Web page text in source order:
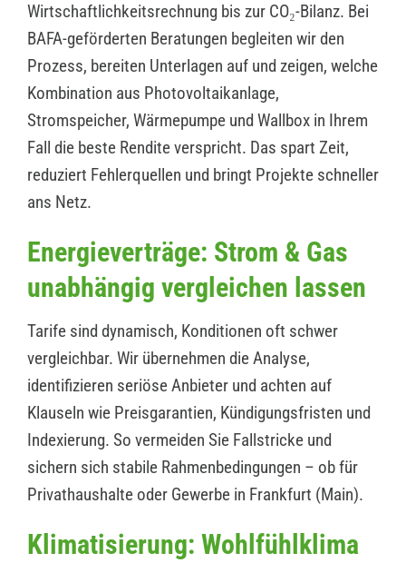
Wirtschaftlichkeitsrechnung bis zur CO₂-Bilanz. Bei
BAFA-geförderten Beratungen begleiten wir den
Prozess, bereiten Unterlagen auf und zeigen, welche
Kombination aus Photovoltaikanlage,
Stromspeicher, Wärmepumpe und Wallbox in Ihrem
Fall die beste Rendite verspricht. Das spart Zeit,
reduziert Fehlerquellen und bringt Projekte schneller
ans Netz.
Energieverträge: Strom & Gas
unabhängig vergleichen lassen
Tarife sind dynamisch, Konditionen oft schwer
vergleichbar. Wir übernehmen die Analyse,
identifizieren seriöse Anbieter und achten auf
Klauseln wie Preisgarantien, Kündigungsfristen und
Indexierung. So vermeiden Sie Fallstricke und
sichern sich stabile Rahmenbedingungen – ob für
Privathaushalte oder Gewerbe in Frankfurt (Main).
Klimatisierung: Wohlfühlklima